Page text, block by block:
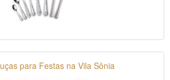
para Festas na Vila Sônia